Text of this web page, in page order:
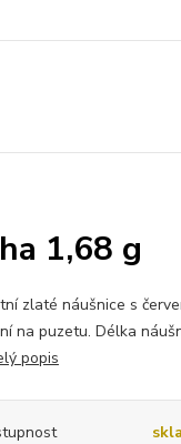
1,68 g
zlaté náušnice s
na puzetu. Délka
popis